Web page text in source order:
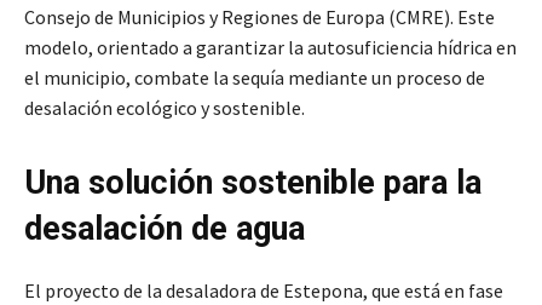
Consejo de Municipios y Regiones de Europa (CMRE). Este
modelo, orientado a garantizar la autosuficiencia hídrica en
el municipio, combate la sequía mediante un proceso de
desalación ecológico y sostenible.
Una solución sostenible para la
desalación de agua
El proyecto de la desaladora de Estepona, que está en fase